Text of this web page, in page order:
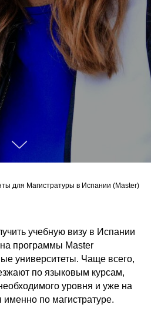
для Магистратуры в Испании (Master)
учебную визу в Испании
программы Master
университеты. Чаще всего,
по языковым курсам,
уровня и уже на
именно по магистратуре.